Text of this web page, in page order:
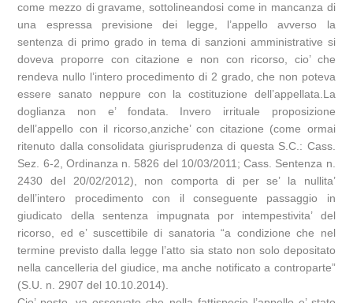
come mezzo di gravame, sottolineandosi come in mancanza di
una espressa previsione dei legge, l’appello avverso la
sentenza di primo grado in tema di sanzioni amministrative si
doveva proporre con citazione e non con ricorso, cio’ che
rendeva nullo l’intero procedimento di 2 grado, che non poteva
essere sanato neppure con la costituzione dell’appellata.La
doglianza non e’ fondata. Invero irrituale proposizione
dell’appello con il ricorso,anziche’ con citazione (come ormai
ritenuto dalla consolidata giurisprudenza di questa S.C.: Cass.
Sez. 6-2, Ordinanza n. 5826 del 10/03/2011; Cass. Sentenza n.
2430 del 20/02/2012), non comporta di per se’ la nullita’
dell’intero procedimento con il conseguente passaggio in
giudicato della sentenza impugnata por intempestivita’ del
ricorso, ed e’ suscettibile di sanatoria “a condizione che nel
termine previsto dalla legge l’atto sia stato non solo depositato
nella cancelleria del giudice, ma anche notificato a controparte”
(S.U. n. 2907 del 10.10.2014).